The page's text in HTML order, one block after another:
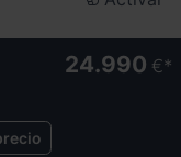
24.990 €